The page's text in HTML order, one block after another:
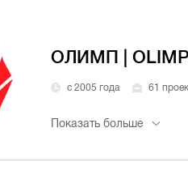
ОЛИМП |
с 2005 года 61
Показать больше